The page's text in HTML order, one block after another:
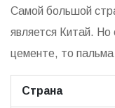
Самой большой
является Китай. Но
цементе, то пальма
Страна